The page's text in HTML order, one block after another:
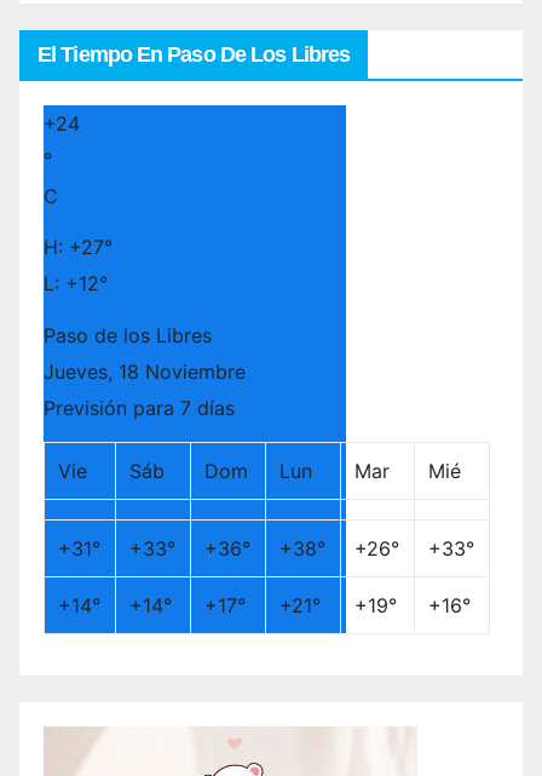
El Tiempo En Paso De Los Libres
+24
°
C
H: +27°
L: +12°
Paso de los Libres
Jueves, 18 Noviembre
Previsión para 7 días
Vie Sáb Dom Lun Mar Mié
+31° +33° +36° +38° +26° +33°
+14° +14° +17° +21° +19° +16°